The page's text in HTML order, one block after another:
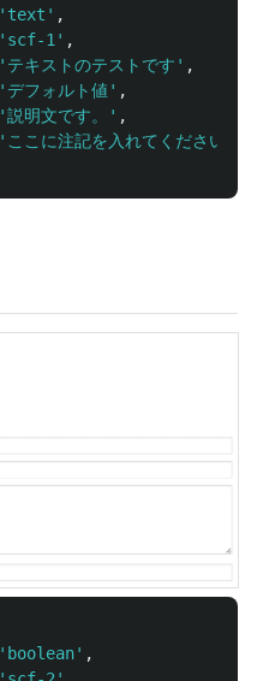
'text' ,
'scf-1' ,
'テキストのテストです' ,
'デフォルト値' ,
'説明文です。' ,
'ここに注記を入れてください'
'boolean' ,